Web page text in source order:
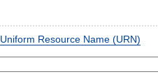
Uniform Resource Name (URN)